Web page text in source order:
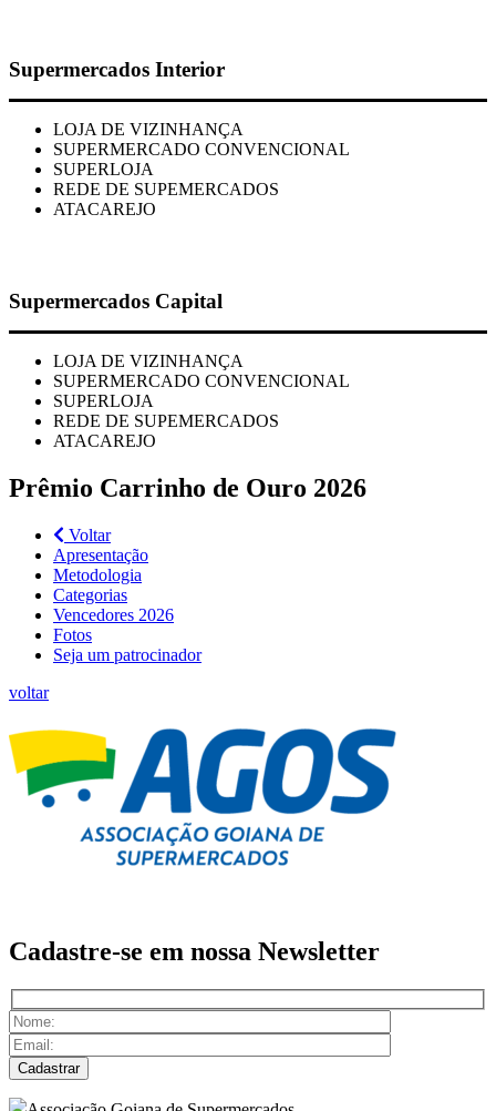
Supermercados Interior
LOJA DE VIZINHANÇA
SUPERMERCADO CONVENCIONAL
SUPERLOJA
REDE DE SUPEMERCADOS
ATACAREJO
Supermercados Capital
LOJA DE VIZINHANÇA
SUPERMERCADO CONVENCIONAL
SUPERLOJA
REDE DE SUPEMERCADOS
ATACAREJO
Prêmio Carrinho de Ouro 2026
Voltar
Apresentação
Metodologia
Categorias
Vencedores 2026
Fotos
Seja um patrocinador
voltar
Cadastre-se em nossa Newsletter